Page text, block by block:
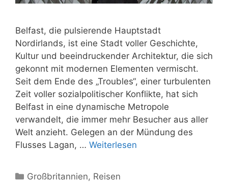
Belfast, die pulsierende Hauptstadt
Nordirlands, ist eine Stadt voller Geschichte,
Kultur und beeindruckender Architektur, die sich
gekonnt mit modernen Elementen vermischt.
Seit dem Ende des „Troubles“, einer turbulenten
Zeit voller sozialpolitischer Konflikte, hat sich
Belfast in eine dynamische Metropole
verwandelt, die immer mehr Besucher aus aller
Welt anzieht. Gelegen an der Mündung des
Flusses Lagan, … Weiterlesen
Kategorien
Großbritannien, Reisen